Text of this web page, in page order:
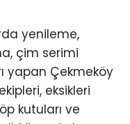
yenileme,
çim serimi
yapan Çekmeköy
eksikleri
kutuları ve